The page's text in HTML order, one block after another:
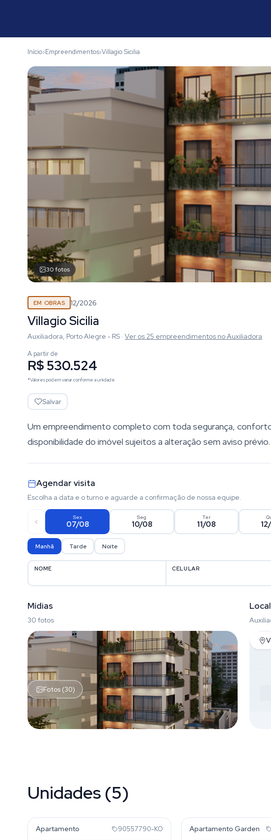
Início›Empreendimentos›Villagio Sicilia
30fotos
EM OBRAS 12/2026
Villagio Sicilia
Auxiliadora, Porto Alegre - RS · Ver os 25 empreendimentos no Auxiliadora
A partir de
R$ 530.524
*Valores podem variar conforme a unidade.
Salvar
Um empreendimento completo com toda segurança,
disponibilidade do imóvel sujeitos a alteração sem aviso prévio.
Agendar visita
Escolha a data e o turno e aguarde a confirmação de nossa equipe.
Sex
07/08
Seg
10/08
Ter
11/08
Manhã Tarde Noite
NOME CELULAR
Mídias
30 fotos
Fotos (30)
Unidades (5)
Apartamento 90557790-KO Apartamento Garden